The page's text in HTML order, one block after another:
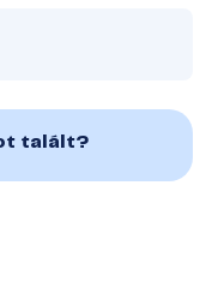
talált?